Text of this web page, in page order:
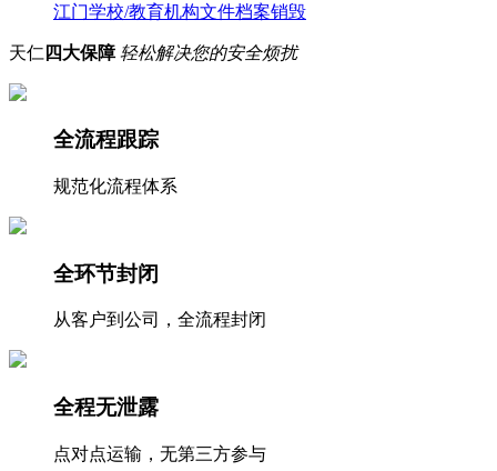
江门学校/教育机构文件档案销毁
天仁 四大保障 轻松解决您的安全烦扰
全流程跟踪
规范化流程体系
全环节封闭
从客户到公司，全流程封闭
全程无泄露
点对点运输，无第三方参与